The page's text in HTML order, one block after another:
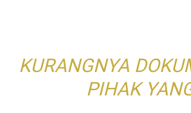
KURANGNYA
PIHAK